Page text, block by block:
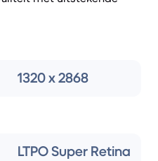
1320 x 2868
LTPO Super Retina